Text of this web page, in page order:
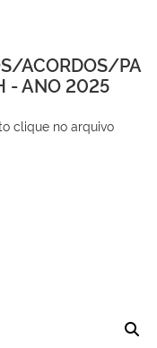
ACORDOS/PA
- ANO 2025
clique no arquivo